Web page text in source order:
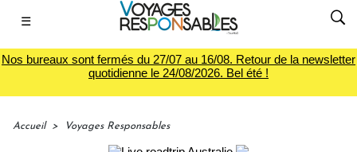
☰
Nos bureaux sont fermés du 27/07 au 16/08. Retour de la newsletter
quotidienne le 24/08/2026. Bel été !
Accueil > Voyages Responsables